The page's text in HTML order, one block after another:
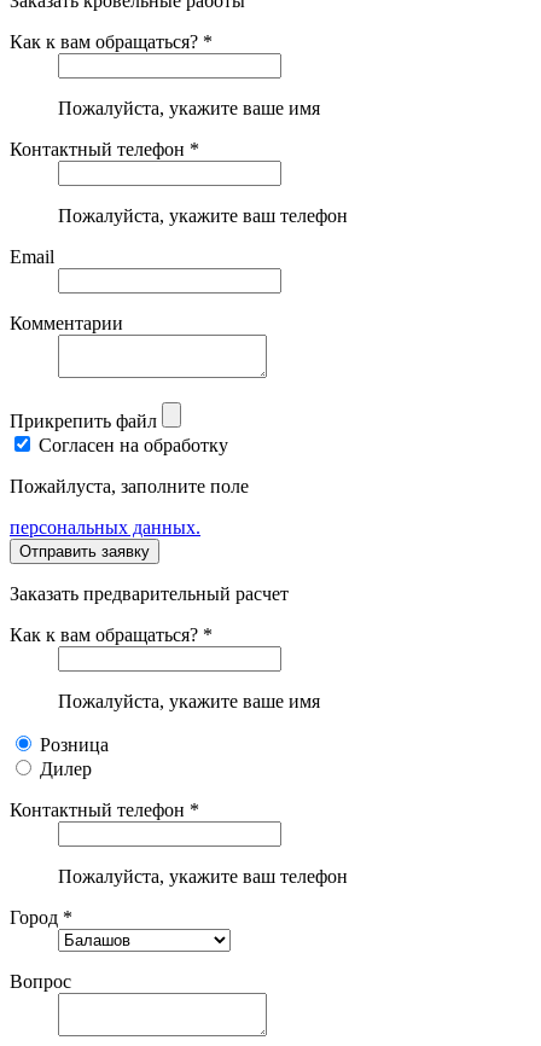
Как к вам обращаться? *
Пожалуйста, укажите ваше имя
Контактный телефон *
Пожалуйста, укажите ваш телефон
Email
Комментарии
Прикрепить файл
Согласен на обработку
Пожайлуста, заполните поле
персональных данных.
Заказать предварительный расчет
Как к вам обращаться? *
Пожалуйста, укажите ваше имя
Розница
Дилер
Контактный телефон *
Пожалуйста, укажите ваш телефон
Город *
Вопрос